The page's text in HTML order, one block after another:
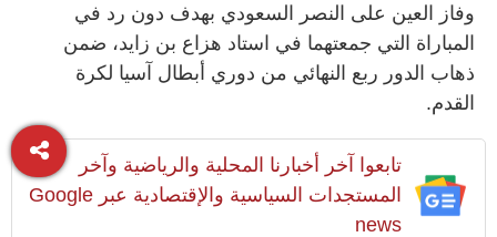
وفاز العين على النصر السعودي بهدف دون رد في
المباراة التي جمعتهما في استاد هزاع بن زايد، ضمن
ذهاب الدور ربع النهائي من دوري أبطال آسيا لكرة
القدم.
تابعوا آخر أخبارنا المحلية والرياضية وآخر
المستجدات السياسية والإقتصادية عبر Google
news